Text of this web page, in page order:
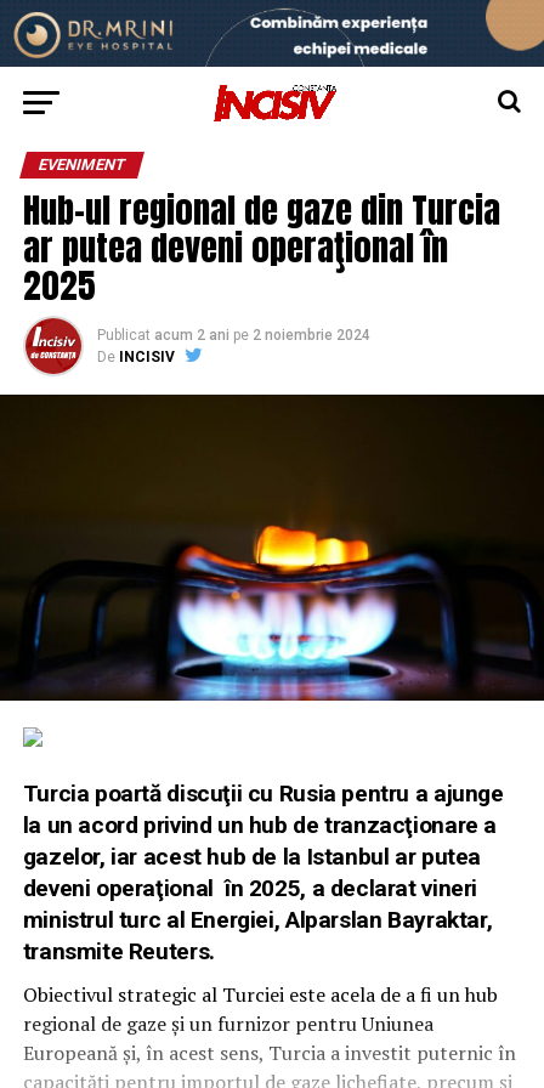
EVENIMENT
Hub-ul regional de gaze din Turcia
ar putea deveni operaţional în
2025
Publicat acum 2 ani pe 2 noiembrie 2024
De
INCISIV
Turcia poartă discuţii cu Rusia pentru a ajunge
la un acord privind un hub de tranzacţionare a
gazelor, iar acest hub de la Istanbul ar putea
deveni operaţional în 2025, a declarat vineri
ministrul turc al Energiei, Alparslan Bayraktar,
transmite Reuters.
Obiectivul strategic al Turciei este acela de a fi un hub
regional de gaze şi un furnizor pentru Uniunea
Europeană şi, în acest sens, Turcia a investit puternic în
capacităţi pentru importul de gaze lichefiate, precum şi